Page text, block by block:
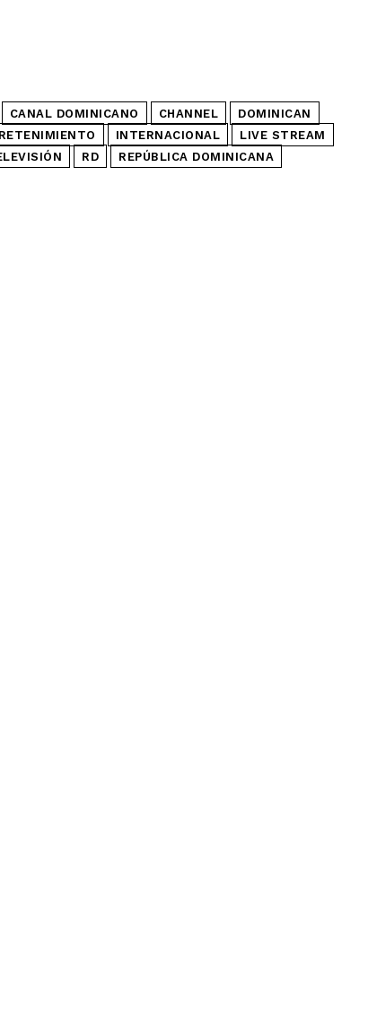
CANAL DOMINICANO CHANNEL
DOMINICAN
INTERNACIONAL
LIVE STREAM
RD
REPÚBLICA DOMINICANA